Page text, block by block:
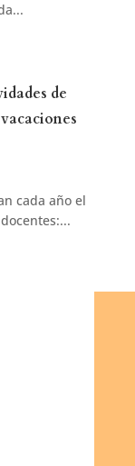
de
cada año el